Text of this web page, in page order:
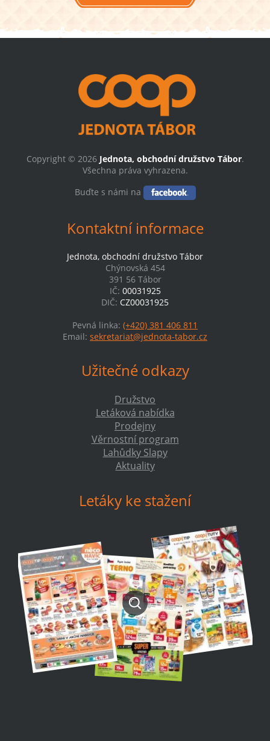
Copyright © 2026 Jednota, obchodní družstvo Tábor.
Všechna práva vyhrazena.
Buďte s námi na
Kontaktní informace
Jednota, obchodní družstvo Tábor
Chýnovská 454
391 56 Tábor
IČ: 00031925
DIČ: CZ00031925
Pevná linka: (+420) 381 406 811
Email: sekretariat@jednota-tabor.cz
Užitečné odkazy
Družstvo
Letáková nabídka
Prodejny
Věrnostní program
Lahůdky Slapy
Aktuality
Letáky ke stažení